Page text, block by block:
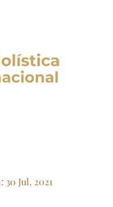
Jul, 2021